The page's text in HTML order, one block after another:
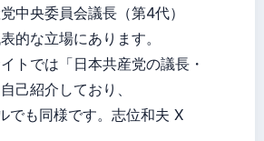
中央委員会議長（第4代）
的な立場にあります。
トでは「日本共産党の議長・
己紹介しており、
でも同様です。志位和夫 X